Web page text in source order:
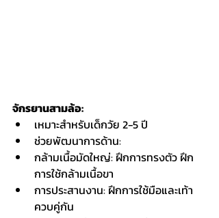
จักรยานสามล้อ:
เหมาะสำหรับเด็กวัย 2-5 ปี
ช่วยพัฒนาการด้าน:
กล้ามเนื้อมัดใหญ่: ฝึกการทรงตัว ฝึก
การใช้กล้ามเนื้อขา
การประสานงาน: ฝึกการใช้มือและเท้า
ควบคู่กัน